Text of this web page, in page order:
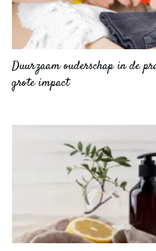
Duurzaam ouderschap in de
grote impact